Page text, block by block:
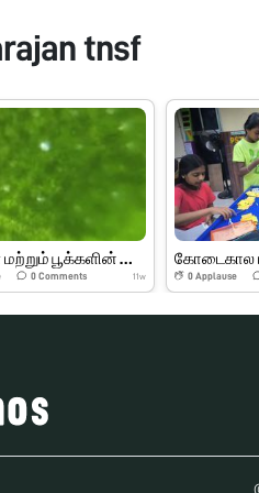
tnsf
0Comments 11w 0 Applause